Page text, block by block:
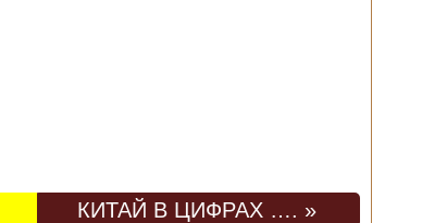
КИТАЙ В ЦИФРАХ …. »